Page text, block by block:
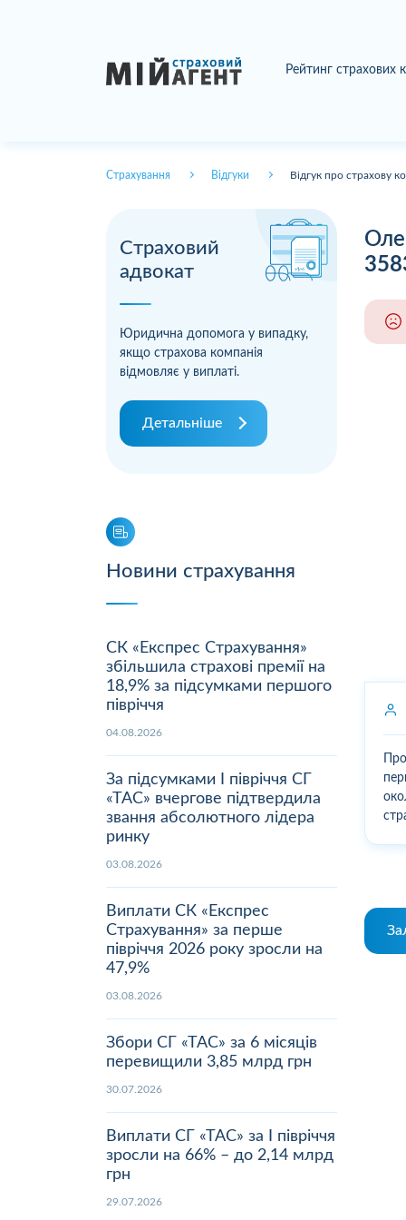
Рейтинг страхових
Страхування Відгуки Відгук про страхову
Страховий
адвокат
Юридична допомога у випадку,
якщо страхова компанія
відмовляє у виплаті.
Детальніше
Новини страхування
СК «Експрес Страхування»
збільшила страхові премії на
18,9% за підсумками першого
півріччя
04.08.2026
За підсумками І півріччя СГ
«ТАС» вчергове підтвердила
звання абсолютного лідера
ринку
03.08.2026
Виплати СК «Експрес
Страхування» за перше
півріччя 2026 року зросли на
47,9%
03.08.2026
Збори СГ «ТАС» за 6 місяців
перевищили 3,85 млрд грн
30.07.2026
Виплати СГ «ТАС» за І півріччя
зросли на 66% – до 2,14 млрд
грн
29.07.2026